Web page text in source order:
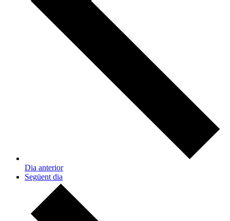
Dia anterior
Següent dia